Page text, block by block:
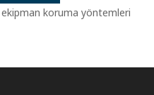
koruma yöntemleri